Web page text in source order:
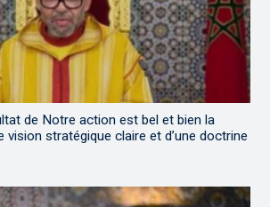
de Notre action est bel et bien la
vision stratégique claire et d’une doctrine